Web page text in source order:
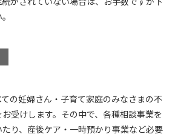
の妊婦さん・子育て家庭のみなさまの不
受けします。その中で、各種相談事業を
り、産後ケア・一時預かり事業など必要